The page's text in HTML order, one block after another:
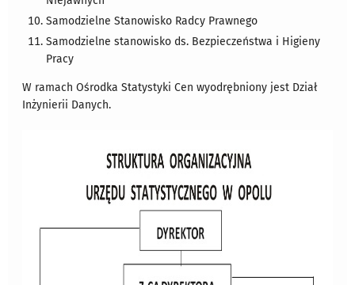
Samodzielne Stanowisko Radcy Prawnego
Samodzielne stanowisko ds. Bezpieczeństwa i Higieny
Pracy
W ramach Ośrodka Statystyki Cen wyodrębniony jest Dział
Inżynierii Danych.